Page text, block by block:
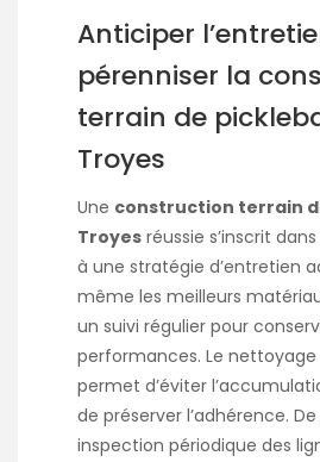
Anticiper
pérenniser la
terrain de
Troyes
Une construction terrain
Troyes réussie s’inscrit
à une stratégie d’entretien
même les meilleurs
un suivi régulier pour
performances. Le
permet d’éviter
de préserver l’adhérence.
inspection périodique des